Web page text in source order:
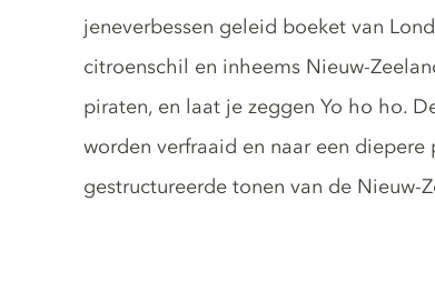
jeneverbessen geleid boeket van
citroenschil en inheems Nieuw-
piraten, en laat je zeggen Yo ho ho.
worden verfraaid en naar een
gestructureerde tonen van de Nieuw-